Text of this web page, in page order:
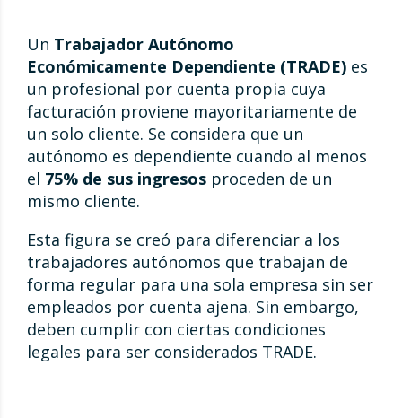
Un Trabajador Autónomo
Económicamente Dependiente (TRADE) es
un profesional por cuenta propia cuya
facturación proviene mayoritariamente de
un solo cliente. Se considera que un
autónomo es dependiente cuando al menos
el 75% de sus ingresos proceden de un
mismo cliente.
Esta figura se creó para diferenciar a los
trabajadores autónomos que trabajan de
forma regular para una sola empresa sin ser
empleados por cuenta ajena. Sin embargo,
deben cumplir con ciertas condiciones
legales para ser considerados TRADE.